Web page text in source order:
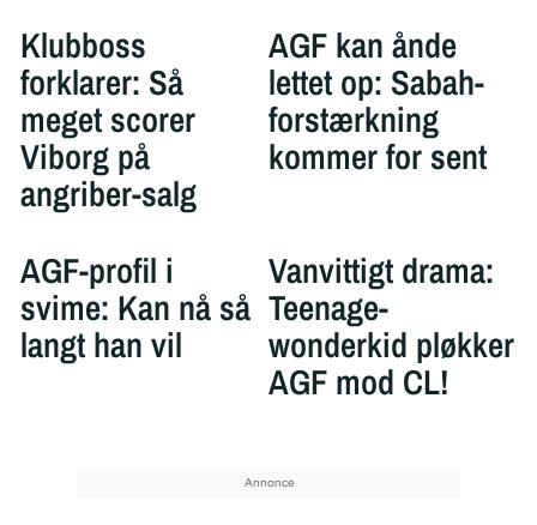
Klubboss
forklarer: Så
meget scorer
Viborg på
angriber-salg
AGF kan ånde
lettet op: Sabah-
forstærkning
kommer for sent
AGF-profil i
svime: Kan nå så
langt han vil
Vanvittigt drama:
Teenage-
wonderkid pløkker
AGF mod CL!